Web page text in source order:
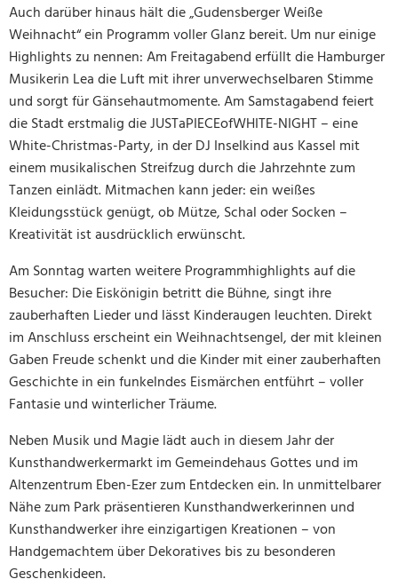
Auch darüber hinaus hält die „Gudensberger Weiße
Weihnacht“ ein Programm voller Glanz bereit. Um nur einige
Highlights zu nennen: Am Freitagabend erfüllt die Hamburger
Musikerin Lea die Luft mit ihrer unverwechselbaren Stimme
und sorgt für Gänsehautmomente. Am Samstagabend feiert
die Stadt erstmalig die JUSTaPIECEofWHITE-NIGHT – eine
White-Christmas-Party, in der DJ Inselkind aus Kassel mit
einem musikalischen Streifzug durch die Jahrzehnte zum
Tanzen einlädt. Mitmachen kann jeder: ein weißes
Kleidungsstück genügt, ob Mütze, Schal oder Socken –
Kreativität ist ausdrücklich erwünscht.
Am Sonntag warten weitere Programmhighlights auf die
Besucher: Die Eiskönigin betritt die Bühne, singt ihre
zauberhaften Lieder und lässt Kinderaugen leuchten. Direkt
im Anschluss erscheint ein Weihnachtsengel, der mit kleinen
Gaben Freude schenkt und die Kinder mit einer zauberhaften
Geschichte in ein funkelndes Eismärchen entführt – voller
Fantasie und winterlicher Träume.
Neben Musik und Magie lädt auch in diesem Jahr der
Kunsthandwerkermarkt im Gemeindehaus Gottes und im
Altenzentrum Eben-Ezer zum Entdecken ein. In unmittelbarer
Nähe zum Park präsentieren Kunsthandwerkerinnen und
Kunsthandwerker ihre einzigartigen Kreationen – von
Handgemachtem über Dekoratives bis zu besonderen
Geschenkideen.